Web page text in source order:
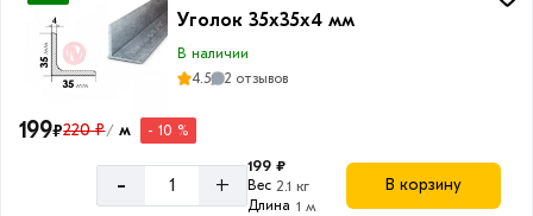
Уголок 35х35х4 мм
В наличии
4.5
2 отзывов
199₽220 ₽/ м - 10 %
- +
199 ₽
Вес 2.1 кг
Длина 1 м
В корзину